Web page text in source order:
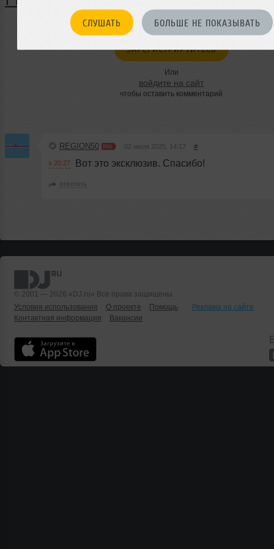
СЛУШАТЬ БОЛЬШЕ НЕ ПОКАЗЫВАТЬ
ЗАРЕГИСТРИРУЙТЕСЬ
Или
войдите на сайт
чтобы оставить комментарий
REGION50 02 июля 2025, 14:17 #
к 20:27 Вот это эксклюзив. Спасибо!
ответить
© 2001 — 2026 «DJ.ru» Все права защищены.
Условия использования
О проекте Помощь
Реклама на сайте
Контактная информация
Вакансии